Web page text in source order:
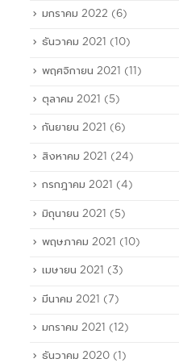
มกราคม 2022 (6)
ธันวาคม 2021 (10)
พฤศจิกายน 2021 (11)
ตุลาคม 2021 (5)
กันยายน 2021 (6)
สิงหาคม 2021 (24)
กรกฎาคม 2021 (4)
มิถุนายน 2021 (5)
พฤษภาคม 2021 (10)
เมษายน 2021 (3)
มีนาคม 2021 (7)
มกราคม 2021 (12)
ธันวาคม 2020 (1)